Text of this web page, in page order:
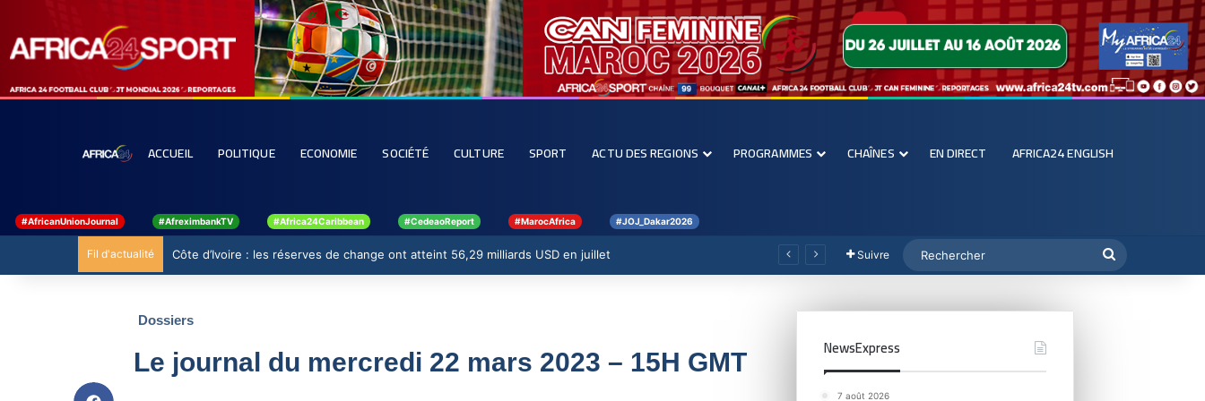
ACCUEIL POLITIQUE ECONOMIE SOCIÉTÉ CULTURE SPORT ACTU DES REGIONS PROGRAMMES CHAÎNES EN DIRECT AFRICA24 ENGLISH
#AfricanUnionJournal #AfreximbankTV #Africa24Caribbean #CedeaoReport #MarocAfrica #JOJ_Dakar2026
Fil d'actualité Côte d’Ivoire : les réserves de change ont atteint 56,29 milliards USD en juillet Suivre
Dossiers
Le journal du mercredi 22 mars 2023 – 15H GMT NewsExpress
7 août 2026